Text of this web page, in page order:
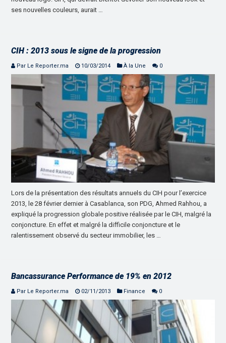
ses nouvelles couleurs, aurait …
CIH : 2013 sous le signe de la progression
Par Le Reporter.ma 10/03/2014 À la Une 0
Lors de la présentation des résultats annuels du CIH pour l’exercice
2013, le 28 février dernier à Casablanca, son PDG, Ahmed Rahhou, a
expliqué la progression globale positive réalisée par le CIH, malgré la
conjoncture. En effet et malgré la difficile conjoncture et le
ralentissement observé du secteur immobilier, les …
Bancassurance Performance de 19% en 2012
Par Le Reporter.ma 02/11/2013 Finance 0